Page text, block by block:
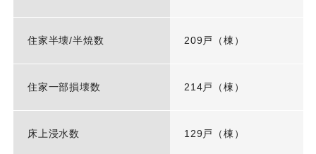
住家半壊/半焼数 209戸（棟）
住家一部損壊数 214戸（棟）
床上浸水数 129戸（棟）